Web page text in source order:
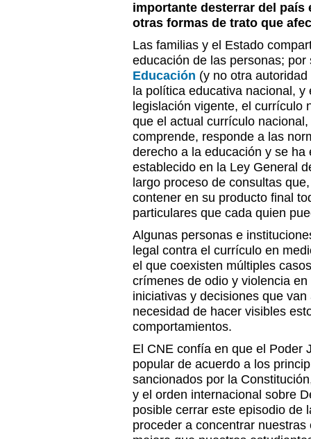
importante desterrar del
otras formas de trato que
Las familias y el Estado
educación de las personas;
Educación (y no otra
la política educativa nacional,
legislación vigente, el currículo
que el actual currículo
comprende, responde a las
derecho a la educación y se ha
establecido en la Ley General
largo proceso de consultas
contener en su producto final
particulares que cada quien
Algunas personas e
legal contra el currículo en
el que coexisten múltiples
crímenes de odio y violencia
iniciativas y decisiones que
necesidad de hacer visibles
comportamientos.
El CNE confía en que el Poder
popular de acuerdo a los
sancionados por la
y el orden internacional sobre
posible cerrar este episodio de
proceder a concentrar